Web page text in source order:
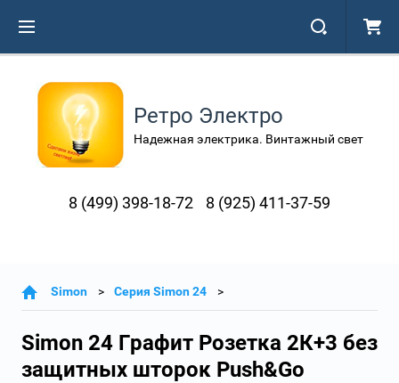
Ретро Электро
Надежная электрика. Винтажный свет
8 (499) 398-18-72 8 (925) 411-37-59
Simon Серия Simon 24
Simon 24 Графит Розетка 2К+3 без
защитных шторок Push&Go